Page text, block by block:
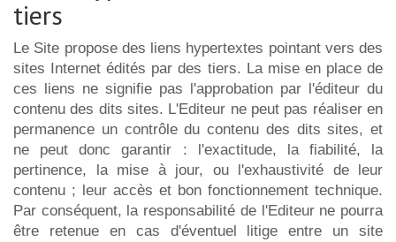
tiers
Le Site propose des liens hypertextes pointant vers des
sites Internet édités par des tiers. La mise en place de
ces liens ne signifie pas l'approbation par l'éditeur du
contenu des dits sites. L'Editeur ne peut pas réaliser en
permanence un contrôle du contenu des dits sites, et
ne peut donc garantir : l'exactitude, la fiabilité, la
pertinence, la mise à jour, ou l'exhaustivité de leur
contenu ; leur accès et bon fonctionnement technique.
Par conséquent, la responsabilité de l'Editeur ne pourra
être retenue en cas d'éventuel litige entre un site